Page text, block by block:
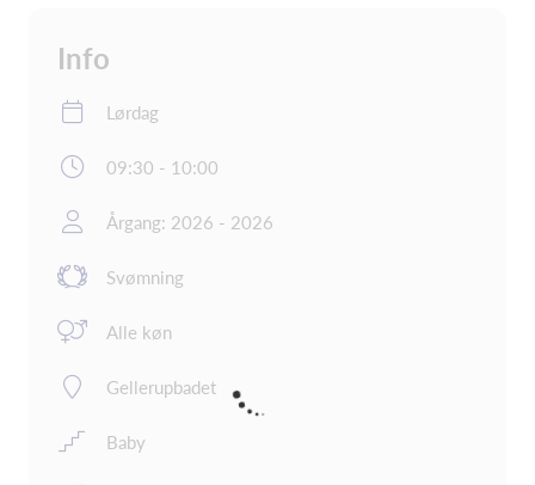
Info
Lørdag
09:30 - 10:00
Årgang: 2026 - 2026
Svømning
Alle køn
Gellerupbadet
Baby